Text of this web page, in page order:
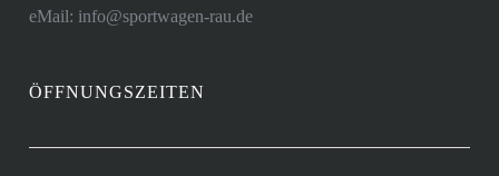
eMail: info@sportwagen-rau.de
ÖFFNUNGSZEITEN